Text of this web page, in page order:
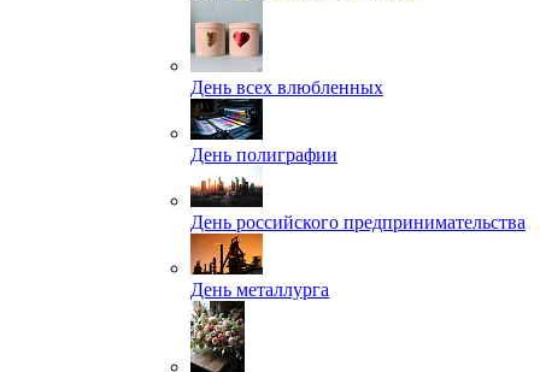
День всех влюбленных
День полиграфии
День российского предпринимательства
День металлурга